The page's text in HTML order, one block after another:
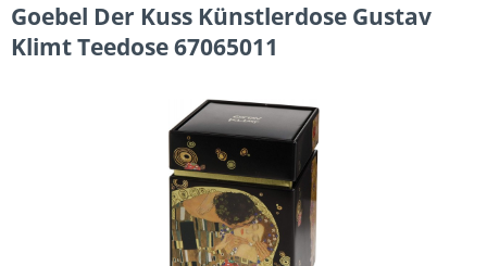
Goebel Der Kuss Künstlerdose Gustav
Klimt Teedose 67065011